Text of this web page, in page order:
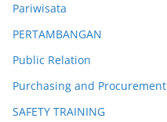
Pariwisata
PERTAMBANGAN
Public Relation
Purchasing and Procurement
SAFETY TRAINING